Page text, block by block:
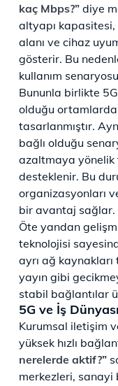
kaç Mbps?” diye
altyapı kapasitesi,
alanı ve cihaz
gösterir. Bu
kullanım
Bununla birlikte
olduğu ortamlarda
tasarlanmıştır.
bağlı olduğu
azaltmaya
desteklenir. Bu
organizasyonları
bir avantaj sağlar.
​Öte yandan
teknolojisi
ayrı ağ
yayın gibi
stabil bağlantılar
5G ve İş Dünyası
Kurumsal iletişim
yüksek hızlı
nerelerde aktif?”
merkezleri,